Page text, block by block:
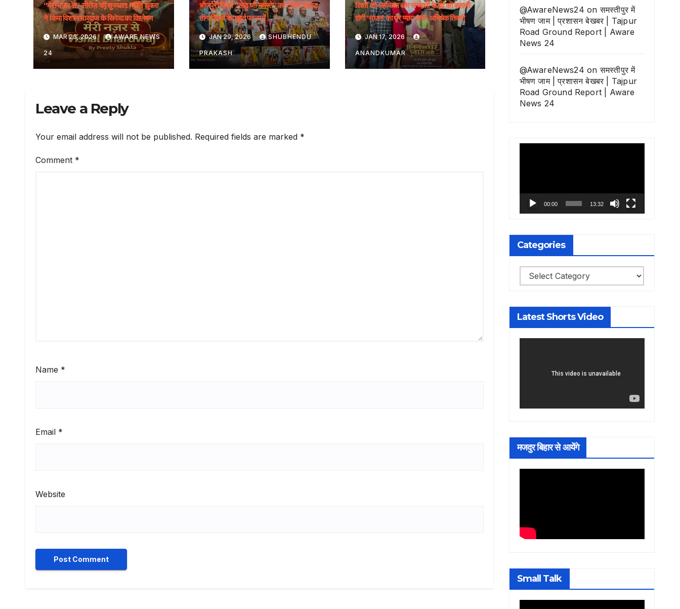
“मेरी नज़र से” सीरीज़ की शुरुआत: प्रीति शुक्ला
ने किया विशाल भारद्वाज के सिनेमा का विश्लेषण
MAR 23, 2026 AWARE NEWS
24
भोजपुरी फिल्म “साढ़ु जी नमस्ते” का ट्रेलर आउट,
तीन फिल्मों का मुहूर्त पटना में
JAN 29, 2026 SHUBHENDU
PRAKASH
रिश्तों की अहमियत और जज्बातों के द्वंद्व की कहानी
होगी ‘साजन का घर प्यारा लगे’: अभिषेक तिवारी
JAN 17, 2026
ANANDKUMAR
Leave a Reply
Your email address will not be published. Required fields are marked *
Comment *
Name *
Email *
Website
@AwareNews24 onसमस्तीपुर में
भीषण जाम | प्रशासन बेखबर | Tajpur
Road Ground Report | Aware
News 24
@AwareNews24 onसमस्तीपुर में
भीषण जाम | प्रशासन बेखबर | Tajpur
Road Ground Report | Aware
News 24
00:00 13:32
Categories
Categories
Latest Shorts Video
मजदुर बिहार से आयेंगे
Small Talk